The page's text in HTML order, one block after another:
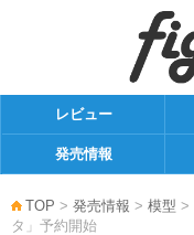
レビュー
発売情報
TOP > 発売情報 > 模型 >
タ」予約開始